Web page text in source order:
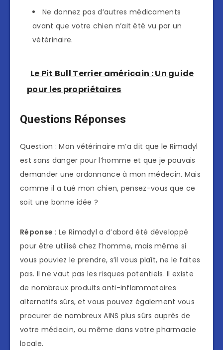
Ne donnez pas d’autres médicaments
avant que votre chien n’ait été vu par un
vétérinaire.
Le Pit Bull Terrier américain : Un guide
pour les propriétaires
Questions Réponses
Question : Mon vétérinaire m’a dit que le Rimadyl
est sans danger pour l’homme et que je pouvais
demander une ordonnance à mon médecin. Mais
comme il a tué mon chien, pensez-vous que ce
soit une bonne idée ?
Réponse : Le Rimadyl a d’abord été développé
pour être utilisé chez l’homme, mais même si
vous pouviez le prendre, s’il vous plaît, ne le faites
pas. Il ne vaut pas les risques potentiels. Il existe
de nombreux produits anti-inflammatoires
alternatifs sûrs, et vous pouvez également vous
procurer de nombreux AINS plus sûrs auprès de
votre médecin, ou même dans votre pharmacie
locale.